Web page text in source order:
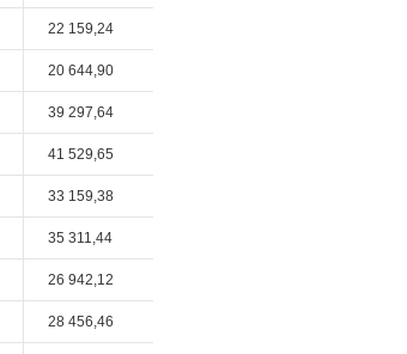
22 159,24
20 644,90
39 297,64
41 529,65
33 159,38
35 311,44
26 942,12
28 456,46